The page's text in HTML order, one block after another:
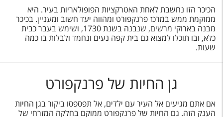
הכיכר הזו נחשבת לאחת האטרקציות הפופולאריות בעיר. היא
ממוקמת ממש במרכז פרנקפורט ומהווה יעד חשוב ומעניין. בכיכר
מבנה בארוקי מרשים, שנבנה בשנת 1730, ושימש בעבר כבית
כלא, ובו תוכלו למצוא גם בית קפה נעים ונחמד ולבלות בו כמה
שעות.
גן החיות של פרנקפורט
אם אתם מגיעים אל העיר עם ילדים, אל תפספסו ביקור בגן החיות
הענק הזה. גם החיות של פרנקפורט ממוקם בחלקה המזרחי של